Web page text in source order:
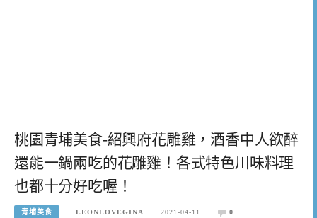
桃園青埔美食-紹興府花雕雞，酒香中人欲醉
還能一鍋兩吃的花雕雞！各式特色川味料理
也都十分好吃喔！
青埔美食 LEONLOVEGINA 2021-04-11 0